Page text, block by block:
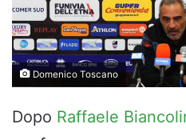
Domenico Toscano
Dopo Raffaele